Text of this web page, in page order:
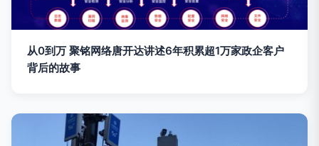
从0到万 聚铭网络唐开达讲述6年积累超1万家政企客户
背后的故事